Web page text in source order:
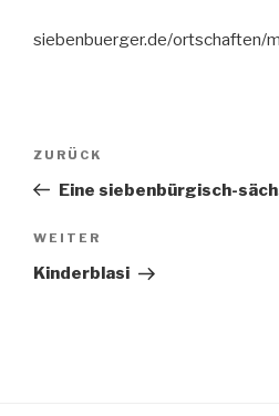
siebenbuerger.de/ortschaften/
Beitragsnavigation
Vorheriger
Beitrag
ZURÜCK
Eine siebenbürgisch-
Nächster
Beitrag
WEITER
Kinderblasi